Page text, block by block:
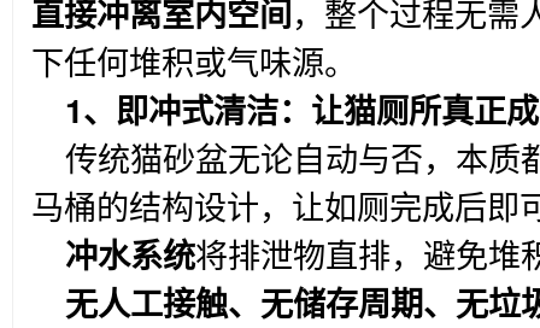
直接冲离室内空间，整个过程无需
下任何堆积或气味源。
1、即冲式清洁：让猫厕所真正
传统猫砂盆无论自动与否，本质
马桶的结构设计，让如厕完成后即
冲水系统将排泄物直排，避免堆
无人工接触、无储存周期、无垃